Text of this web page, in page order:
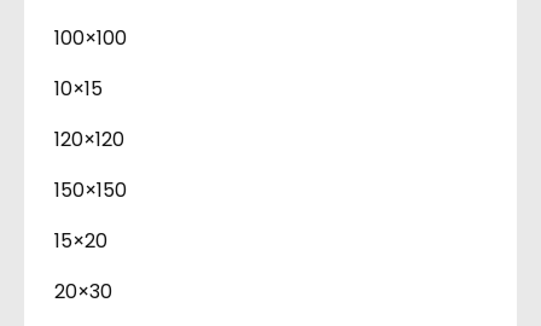
100×100
10×15
120×120
150×150
15×20
20×30